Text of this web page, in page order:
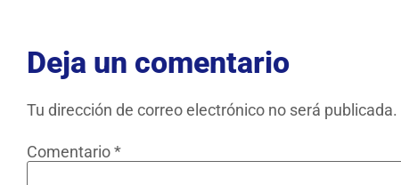
Deja un comentario
Tu dirección de correo electrónico no será publicada.
Comentario*